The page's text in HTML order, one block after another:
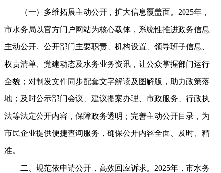
（一）多维拓展主动公开，扩大信息覆盖面。2025年，
市水务局以官方门户网站为核心载体，系统性推进政务信息
主动公开。公开部门主要职责、机构设置、领导班子信息、
权责清单、党建动态及水务业务资讯，让公众掌握部门运行
全貌；对制发文件同步配套文字解读及图解版，助力政策落
地；及时公示部门会议、建议提案办理、市政服务、行政执
法等法定公开内容，保障政务透明；完善主动公开目录，为
市民企业提供便捷查询服务，确保公开内容全面、及时、精
准。
二、规范依申请公开，高效回应诉求。2025年，市水务